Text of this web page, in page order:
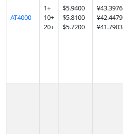
AT4000
1+
10+
20+
$5.9400
$5.8100
$5.7200
¥43.3976
¥42.4479
¥41.7903